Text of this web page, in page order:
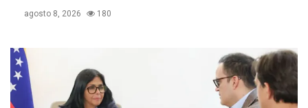
agosto 8, 2026 180